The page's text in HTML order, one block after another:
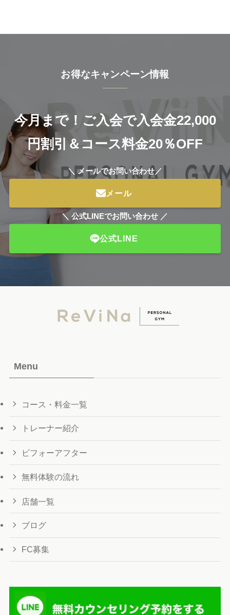
お得なキャンペーン情報
今月まで！ご入会で入会金22,000
円割引＆コース料金20％OFF
＼ メールでお問い合わせ／
メール
＼ 公式LINEでお問い合わせ ／
公式LINE
Menu
コース・料金一覧
トレーナー紹介
ビフォーアフター
無料体験の流れ
店舗一覧
ブログ
FC募集